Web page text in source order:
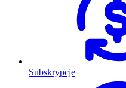
Subskrypcje